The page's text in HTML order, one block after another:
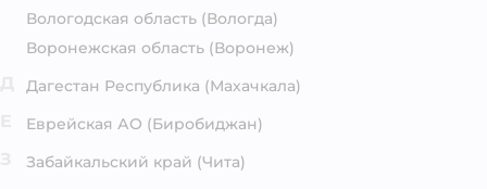
Вологодская область (Вологда)
Воронежская область (Воронеж)
Дагестан Республика (Махачкала)
Еврейская АО (Биробиджан)
Забайкальский край (Чита)